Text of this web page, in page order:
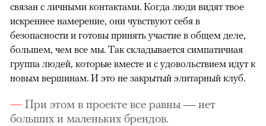
связан с личными контактами. Когда люди видят твое
искреннее намерение, они чувствуют себя в
безопасности и готовы принять участие в общем деле,
большем, чем все мы. Так складывается симпатичная
группа людей, которые вместе и с удовольствием идут к
новым вершинам. И это не закрытый элитарный клуб.
При этом в проекте все равны — нет
больших и маленьких брендов.